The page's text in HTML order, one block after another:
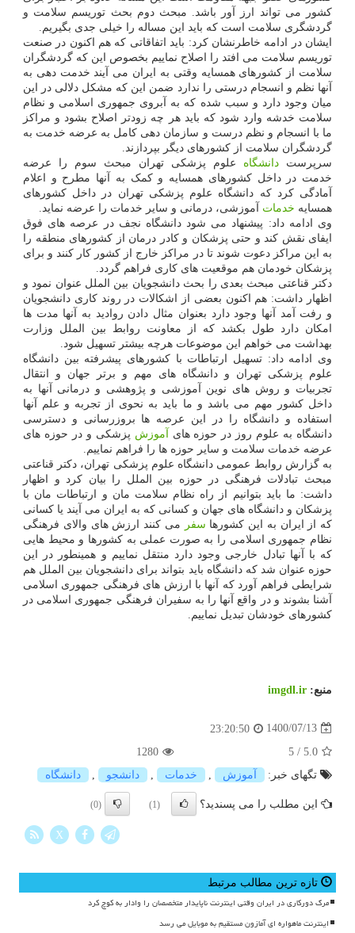
کشور می تواند ارز آور باشد. مبحث دوم بحث توریسم سلامت و
گردشگری سلامت است که باید این مساله را خیلی جدی بگیریم.
ایشان در ادامه خاطرنشان کرد: باید اتفاقاتی که هم اکنون در صنعت
توریسم سلامت می افتد را اصلاح نماییم بخصوص این که گردشگران
سلامت از کشورهای همسایه وقتی به ایران می آیند خدمت دهی به
آنها نظم و انسجام درستی را ندارد ضمن این که مشکل دلالی در این
میان وجود دارد و سبب شده که به آبروی جمهوری اسلامی و نظام
سلامت خدشه وارد شود که باید هر چه زودتر اصلاح بشود و مراکز
ما با انسجام و نظم درست و سازمان دهی کامل به عرضه خدمت به
گردشگران سلامت از کشورهای دیگر بپردازند.
سرپرست دانشگاه علوم پزشکی تهران مبحث سوم را عرضه
خدمت در داخل کشورهای همسایه و کمک به آنها مطرح و اعلام
آمادگی کرد که دانشگاه علوم پزشکی تهران در داخل کشورهای
همسایه خدمات آموزشی، درمانی و سایر خدمات را عرضه نماید.
وی ادامه داد: پیشنهاد می شود دانشگاه نجف در عرصه های فوق
ایفای نقش کند و حتی پزشکان و کادر درمان از کشورهای منطقه را
به این مراکز دعوت شوند تا در مراکز خارج از کشور کار کنند و برای
پزشکان خودمان هم موقعیت های کاری فراهم گردد.
دکتر قناعتی مبحث بعدی را بحث دانشجویان بین الملل عنوان نمود و
اظهار داشت: هم اکنون بعضی از اشکالات در روند کاری دانشجویان
و رفت آمد آنها وجود دارد بعنوان مثال دادن روادید به آنها مدت ها
امکان دارد طول بکشد که از معاونت روابط بین الملل وزارت
بهداشت می خواهم این موضوعات هرچه بیشتر تسهیل شود.
وی ادامه داد: تسهیل ارتباطات با کشورهای پیشرفته بین دانشگاه
علوم پزشکی تهران و دانشگاه های مهم و برتر جهان و انتقال
تجربیات و روش های نوین آموزشی و پژوهشی و درمانی آنها به
داخل کشور مهم می باشد و ما باید به نحوی از تجربه و علم آنها
استفاده و دانشگاه را در این عرصه ها بروزرسانی و دسترسی
دانشگاه به علوم روز در حوزه های
آموزش پزشکی و در حوزه های
عرضه خدمات سلامت و سایر حوزه ها را فراهم نماییم.
به گزارش روابط عمومی دانشگاه علوم پزشکی تهران، دکتر قناعتی
مبحث تبادلات فرهنگی در حوزه بین الملل را بیان کرد و اظهار
داشت: ما باید بتوانیم از راه نظام سلامت مان و ارتباطات مان با
پزشکان و دانشگاه های جهان و کسانی که به ایران می آیند یا کسانی
که از ایران به این کشورها سفر
می کنند ارزش های والای فرهنگی
نظام جمهوری اسلامی را به صورت عملی به کشورها و محیط هایی
که با آنها تبادل خارجی وجود دارد منتقل نماییم و همینطور در این
حوزه عنوان شد که دانشگاه باید بتواند برای دانشجویان بین الملل هم
شرایطی فراهم آورد که آنها با ارزش های فرهنگی جمهوری اسلامی
آشنا بشوند و در واقع آنها را به سفیران فرهنگی جمهوری اسلامی در
کشورهای خودشان تبدیل نماییم.
منبع: imgdl.ir
1400/07/13
23:20:50
5.0
/
5
1280
تگهای خبر:
آموزش , خدمات , دانشجو , دانشگاه
این مطلب را می پسندید؟ (1)
(0)
X
تازه ترین مطالب مرتبط
مرگ دورکاری در ایران وقتی اینترنت ناپایدار متخصصان را وادار به کوچ کرد
اینترنت ماهواره ای آمازون مستقیم به موبایل می رسد